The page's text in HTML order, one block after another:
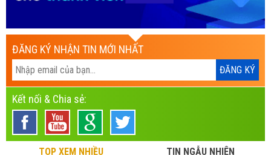
ĐĂNG KÝ NHẬN TIN MỚI NHẤT
Kết nối & Chia sẻ:
TOP XEM NHIỀU
TIN NGẪU NHIÊN